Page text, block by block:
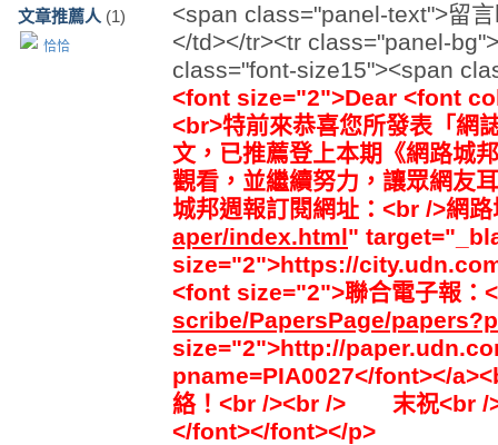
文章推薦人 (1)
恰恰
<span class="panel-text">留
</td></tr><tr class="panel-
class="font-size15"><span
<font size="2">Dear <font
<br>特前來恭喜您所發表「網
文，已推薦登上本期《網路城
觀看，並繼續努力，讓眾網友
城邦週報訂閱網址：<br />網
aper/index.html"
size="2">https://
<font size="2">聯合電子報：
scribe/PapersPage/
size="2">http://
pname=PIA0027</font></
絡！<br /><br /> 末祝<br /
</font></font></p>